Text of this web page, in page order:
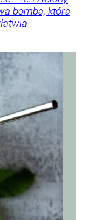
bomba, która